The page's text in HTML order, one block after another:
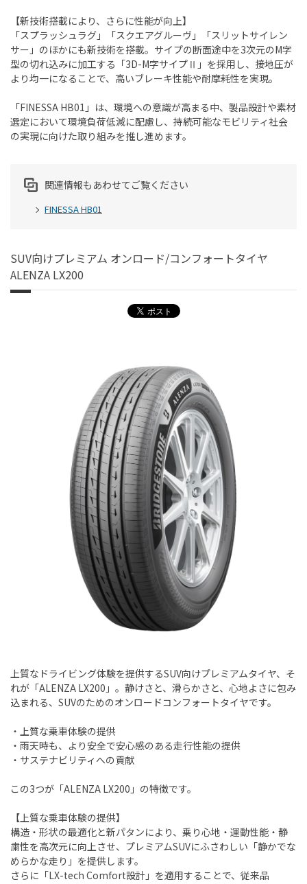
【新技術搭載により、さらに性能が向上】
「スプラッシュラグ」「スクエアグルーヴ」「スリットサイレン
サー」のほかにも新技術を搭載。サイプの断面途中を3次元のM字
型の切れ込みに加工する「3D-M字サイプⅡ」を採用し、接地圧が
より均一になることで、高いブレーキ性能や耐摩耗性を実現。
「FINESSA HB01」は、環境への意識が高まる中、製品設計や素材
選定において環境負荷低減に配慮し、持続可能なモビリティ社会
の実現に向けた取り組みを推し進めます。
関連情報もあわせてご覧ください
FINESSA HB01
SUV向けプレミアム オンロード/コンフォートタイヤ
ALENZA LX200
上質なドライビング体験を提供するSUV向けプレミアムタイヤ、そ
れが「ALENZA LX200」。静けさと、滑らかさと、心地よさに包み
込まれる、SUVのためのオンロードコンフォートタイヤです。
・上質な乗車体験の提供
・雨天時も、より安全で安心感のある走行性能の提供
・サステナビリティへの貢献
この3つが「ALENZA LX200」の特徴です。
【上質な乗車体験の提供】
構造・形状の最適化と新パタンにより、乗り心地・運動性能・静
粛性を高次元に向上させ、プレミアムSUVにふさわしい「静かでな
めらかな走り」を提供します。
さらに「LX-tech Comfort設計」を適用することで、従来品